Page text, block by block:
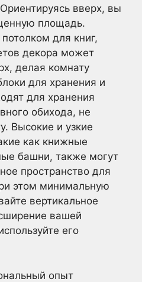
вверх, вы
площадь.
для книг,
декора может
делая комнату
для хранения и
для хранения
обихода, не
Высокие и узкие
как книжные
башни, также могут
пространство для
этом минимальную
вертикальное
вашей
его
опыт